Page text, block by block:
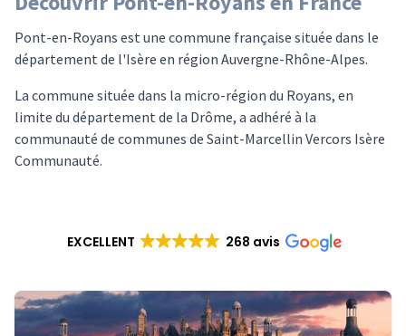
Pont-en-Royans est une commune française située dans le
département de l'Isère en région Auvergne-Rhône-Alpes.
La commune située dans la micro-région du Royans, en
limite du département de la Drôme, a adhéré à la
communauté de communes de Saint-Marcellin Vercors Isère
Communauté.
EXCELLENT 268 avis